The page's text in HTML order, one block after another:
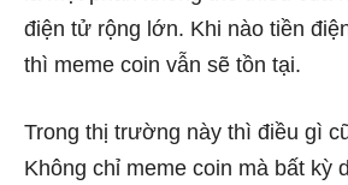
điện tử rộng lớn. Khi nào tiền
thì meme coin vẫn sẽ tồn tại.
Trong thị trường này thì điều gì
Không chỉ meme coin mà bất kỳ